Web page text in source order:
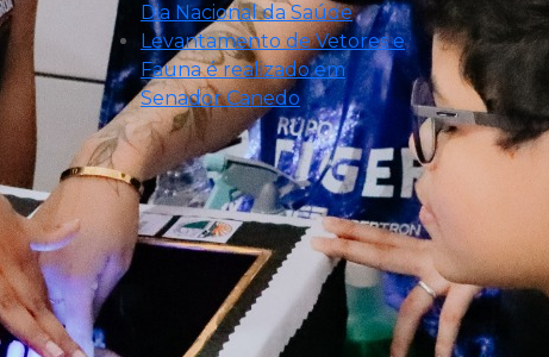
Dia Nacional da Saúde
Levantamento de Vetores e
Fauna é realizado em
Senador Canedo